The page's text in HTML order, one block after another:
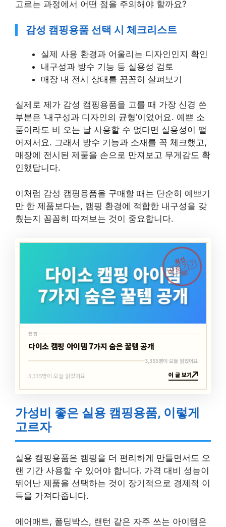
고르는 과정에서 어떤 점을 주의해야 할까요?
감성 캠핑용품 선택 시 체크리스트
실제 사용 환경과 어울리는 디자인인지 확인
내구성과 방수 기능 등 실용성 검토
매장 내 전시 상태를 꼼꼼히 살펴보기
실제로 제가 감성 캠핑용품을 고를 때 가장 신경 쓴
부분은 ‘내구성과 디자인의 균형’이었어요. 예쁜 소
품이라도 비 오는 날 사용할 수 없다면 실용성이 떨
어져서요. 그래서 방수 기능과 소재를 꼭 체크했고,
매장에 전시된 제품을 손으로 만져보고 무게감도 확
인했답니다.
이처럼 감성 캠핑용품을 구매할 때는 단순히 예쁘기
만 한 제품보다는, 캠핑 환경에 적합한 내구성을 갖
췄는지 꼼꼼히 따져보는 것이 중요합니다.
최신
바로가기
캠핑
캠핑
다이소 캠핑 아이템 7가지 숨은 꿀템 공개
3,335명이 오늘 읽었어요
3,335명이 오늘 읽었어요 이 글 보기
가성비 좋은 실용 캠핑용품, 이렇게
고르자
실용 캠핑용품은 캠핑을 더 편리하게 만들면서도 오
랜 기간 사용할 수 있어야 합니다. 가격 대비 성능이
뛰어난 제품을 선택하는 것이 장기적으로 경제적 이
득을 가져다줍니다.
에어매트, 폴딩박스, 랜턴 같은 자주 쓰는 아이템은